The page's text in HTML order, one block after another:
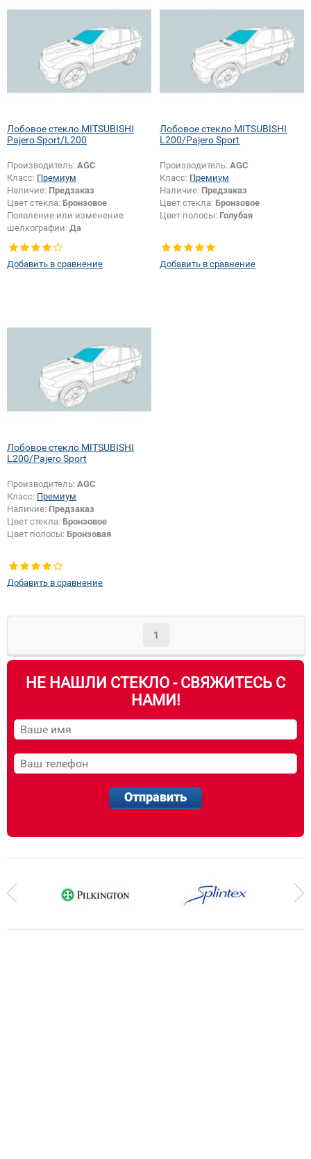
Лобовое стекло MITSUBISHI
Pajero Sport/L200
Производитель: AGC
Класс: Премиум
Наличие: Предзаказ
Цвет стекла: Бронзовое
Появление или изменение
шелкографии: Да
Добавить в сравнение
Лобовое стекло MITSUBISHI
L200/Pajero Sport
Производитель:AGC
Класс: Премиум
Наличие: Предзаказ
Цвет стекла: Бронзовое
Цвет полосы: Голубая
Добавить в сравнение
Лобовое стекло MITSUBISHI
L200/Pajero Sport
Производитель: AGC
Класс: Премиум
Наличие: Предзаказ
Цвет стекла: Бронзовое
Цвет полосы: Бронзовая
Добавить в сравнение
1
НЕ НАШЛИ СТЕКЛО - СВЯЖИТЕСЬ С
НАМИ!
Отправить